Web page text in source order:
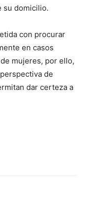
su domicilio.
con procurar
en casos
mujeres, por ello,
de
dar certeza a